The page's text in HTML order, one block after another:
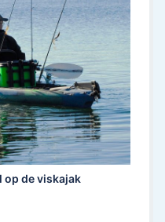
op de viskajak